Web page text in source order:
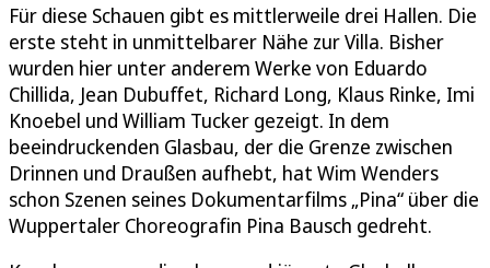
Für diese Schauen gibt es mittlerweile drei Hallen. Die
erste steht in unmittelbarer Nähe zur Villa. Bisher
wurden hier unter anderem Werke von Eduardo
Chillida, Jean Dubuffet, Richard Long, Klaus Rinke, Imi
Knoebel und William Tucker gezeigt. In dem
beeindruckenden Glasbau, der die Grenze zwischen
Drinnen und Draußen aufhebt, hat Wim Wenders
schon Szenen seines Dokumentarfilms „Pina“ über die
Wuppertaler Choreografin Pina Bausch gedreht.